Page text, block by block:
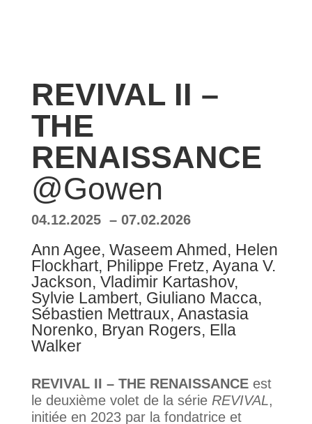
REVIVAL II –
THE
RENAISSANCE
@Gowen
04.12.2025 – 07.02.2026
Ann Agee, Waseem Ahmed, Helen
Flockhart, Philippe Fretz, Ayana V.
Jackson, Vladimir Kartashov,
Sylvie Lambert, Giuliano Macca,
Sébastien Mettraux, Anastasia
Norenko, Bryan Rogers, Ella
Walker
REVIVAL II – THE RENAISSANCEest
le deuxième volet de la série REVIVAL,
initiée en 2023 par la fondatrice et